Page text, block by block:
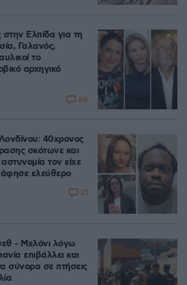
Ελπίδα για τη
Γαλανός,
το
αρχηγικό
88
40χρονος
σκότωνε και
τον είχε
άφησε ελεύθερο
21
- Μελόνι λόγω
επιβάλλει και
σύνορα σε πτήσεις